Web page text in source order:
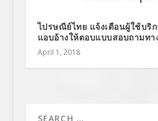
ไปรษณีย์ไทย แจ้งเตือนผู้ใช้บริ
แอบอ้างให้ตอบแบบสอบถามทา
April 1, 2018